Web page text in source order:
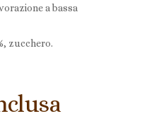
a bassa
zucchero.